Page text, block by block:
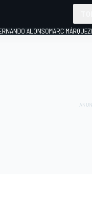
ALONSOMARC MÁRQUEZ